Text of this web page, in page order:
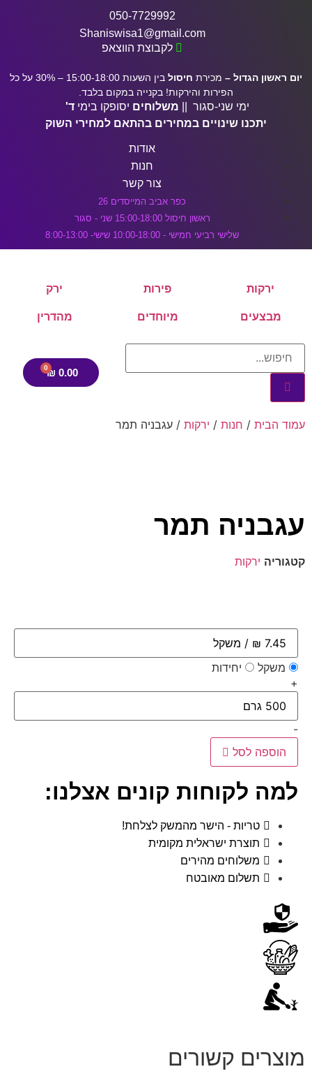
אודות
חנות
צור קשר
כפר אביב המייסדים 26
ראשון חיסול 15:00-18:00 שני - סגור
שלישי רביעי חמישי - 10:00-18:00 שישי- 8:00-13:00
יום ראשון הגדול – מכירת חיסול
בין השעות 15:00-18:00 – 30% על כל
הפירות והירקות! בקנייה במקום בלבד.
ימי שני-סגור || משלוחים יסופקו בימי ד'
יתכנו שינויים במחירים בהתאם למחירי השוק
050-7729992
Shaniswisa1@gmail.com
לקבוצת הווצאפ
ירקות פירות ירק
מבצעים מיוחדים מהדרין
0.00
₪
עמוד הבית / חנות / ירקות / עגבניה תמר
עגבניה תמר
קטגוריה ירקות
משקל
יחידות
+
-
הוספה לסל
למה לקוחות קונים אצלנו:
טריות - הישר מהמשק לצלחת!
תוצרת ישראלית מקומית
משלוחים מהירים
תשלום מאובטח
מוצרים קשורים